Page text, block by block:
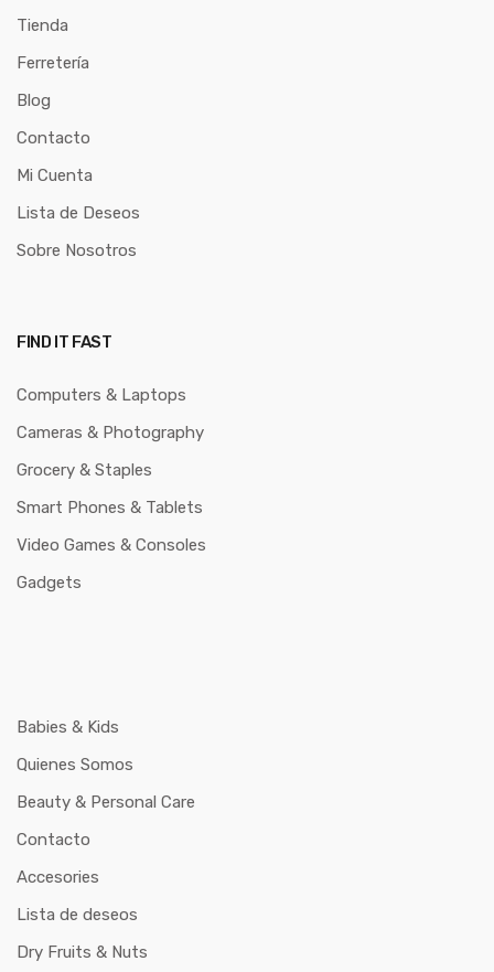
Tienda
Ferretería
Blog
Contacto
Mi Cuenta
Lista de Deseos
Sobre Nosotros
FIND IT FAST
Computers & Laptops
Cameras & Photography
Grocery & Staples
Smart Phones & Tablets
Video Games & Consoles
Gadgets
Babies & Kids
Quienes Somos
Beauty & Personal Care
Contacto
Accesories
Lista de deseos
Dry Fruits & Nuts